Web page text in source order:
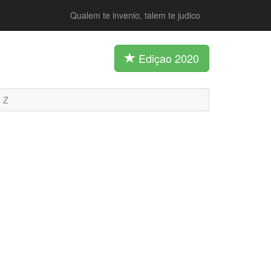
Qualem te invenio, talem te judico
Ediçao 2020
Z